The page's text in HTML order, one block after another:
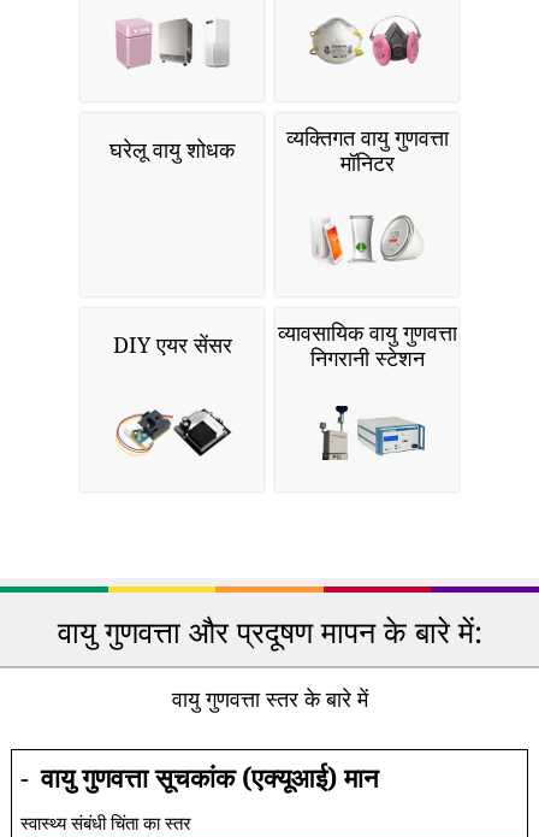
घरेलू वायु शोधक
व्यक्तिगत वायु गुणवत्ता
मॉनिटर
DIY एयर सेंसर
व्यावसायिक वायु गुणवत्ता
निगरानी स्टेशन
वायु गुणवत्ता और प्रदूषण मापन के बारे में:
वायु गुणवत्ता स्तर के बारे में
- वायु गुणवत्ता सूचकांक (एक्यूआई) मान
स्वास्थ्य संबंधी चिंता का स्तर